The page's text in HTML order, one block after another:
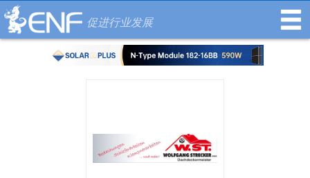
促进行业发展